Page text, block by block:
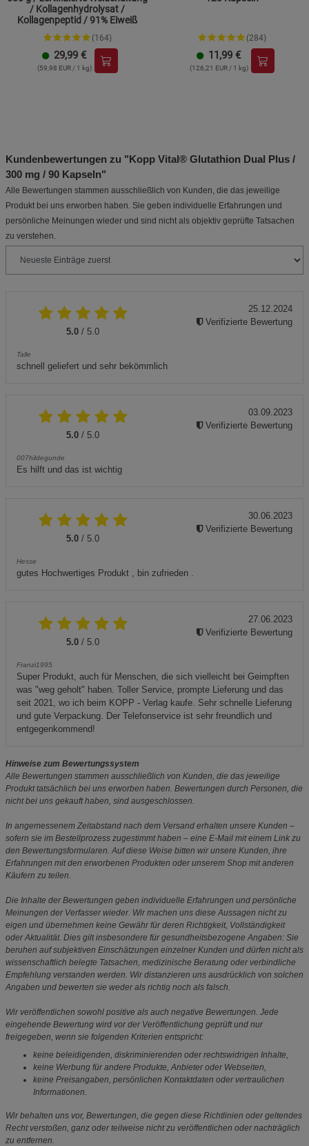
/ Kollagenhydrolysat /
Kollagenpeptid / 91% Eiweiß
(164)
29,99 €
(59,98 EUR / 1 kg)
(284)
11,99 €
(126,21 EUR / 1 kg)
Kundenbewertungen zu "Kopp Vital® Glutathion Dual Plus /
300 mg / 90 Kapseln"
Alle Bewertungen stammen ausschließlich von Kunden, die das jeweilige
Produkt bei uns erworben haben. Sie geben individuelle Erfahrungen und
persönliche Meinungen wieder und sind nicht als objektiv geprüfte Tatsachen
zu verstehen.
5.0 / 5.0
Talle
schnell geliefert und sehr bekömmlich
25.12.2024
Verifizierte Bewertung
5.0 / 5.0
007hildegunde
Es hilft und das ist wichtig
03.09.2023
Verifizierte Bewertung
5.0 / 5.0
Hesse
gutes Hochwertiges Produkt , bin zufrieden .
30.06.2023
Verifizierte Bewertung
5.0 / 5.0
Franzi1995
Super Produkt, auch für Menschen, die sich vielleicht bei Geimpften
was "weg geholt" haben. Toller Service, prompte Lieferung und das
seit 2021, wo ich beim KOPP - Verlag kaufe. Sehr schnelle Lieferung
und gute Verpackung. Der Telefonservice ist sehr freundlich und
entgegenkommend!
27.06.2023
Verifizierte Bewertung
Hinweise zum Bewertungssystem
Alle Bewertungen stammen ausschließlich von Kunden, die das jeweilige
Produkt tatsächlich bei uns erworben haben. Bewertungen durch Personen, die
nicht bei uns gekauft haben, sind ausgeschlossen.
In angemessenem Zeitabstand nach dem Versand erhalten unsere Kunden –
sofern sie im Bestellprozess zugestimmt haben – eine E-Mail mit einem Link zu
den Bewertungsformularen. Auf diese Weise bitten wir unsere Kunden, ihre
Erfahrungen mit den erworbenen Produkten oder unserem Shop mit anderen
Käufern zu teilen.
Die Inhalte der Bewertungen geben individuelle Erfahrungen und persönliche
Meinungen der Verfasser wieder. Wir machen uns diese Aussagen nicht zu
eigen und übernehmen keine Gewähr für deren Richtigkeit, Vollständigkeit
oder Aktualität. Dies gilt insbesondere für gesundheitsbezogene Angaben: Sie
beruhen auf subjektiven Einschätzungen einzelner Kunden und dürfen nicht als
wissenschaftlich belegte Tatsachen, medizinische Beratung oder verbindliche
Empfehlung verstanden werden. Wir distanzieren uns ausdrücklich von solchen
Angaben und bewerten sie weder als richtig noch als falsch.
Wir veröffentlichen sowohl positive als auch negative Bewertungen. Jede
eingehende Bewertung wird vor der Veröffentlichung geprüft und nur
freigegeben, wenn sie folgenden Kriterien entspricht:
keine beleidigenden, diskriminierenden oder rechtswidrigen Inhalte,
keine Werbung für andere Produkte, Anbieter oder Webseiten,
keine Preisangaben, persönlichen Kontaktdaten oder vertraulichen
Informationen.
Wir behalten uns vor, Bewertungen, die gegen diese Richtlinien oder geltendes
Recht verstoßen, ganz oder teilweise nicht zu veröffentlichen oder nachträglich
zu entfernen.